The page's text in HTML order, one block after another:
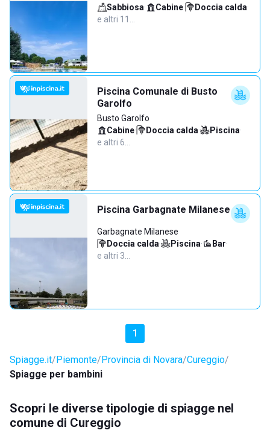
Sabbiosa· Cabine· Doccia calda·
e altri 11…
Piscina Comunale di Busto
Garolfo
Busto Garolfo
Cabine· Doccia calda· Piscina·
e altri 6…
Piscina Garbagnate Milanese
Garbagnate Milanese
Doccia calda· Piscina· Bar·
e altri 3…
1
Spiagge.it Piemonte Provincia di Novara Cureggio
Spiagge per bambini
Scopri le diverse tipologie di spiagge nel
comune di Cureggio